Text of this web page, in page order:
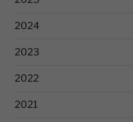
2024
2023
2022
2021